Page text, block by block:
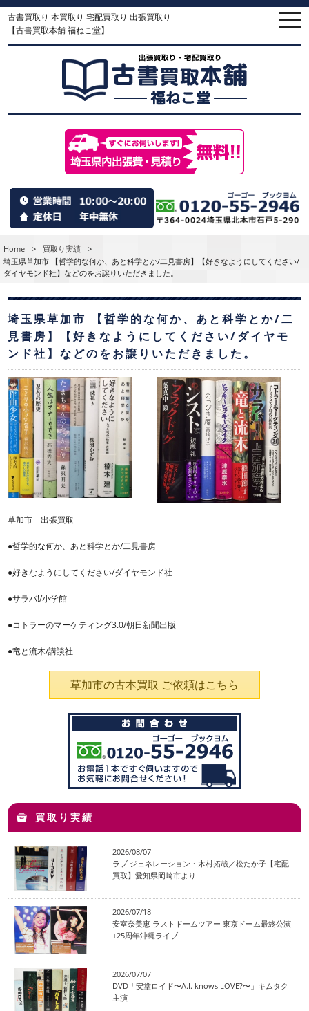
古書買取り 本買取り 宅配買取り 出張買取り
【古書買取本舗 福ねこ堂】
Home > 買取り実績
>
埼玉県草加市 【哲学的な何か、あと科学とか/二見書房】【好きなようにしてください/
ダイヤモンド社】などのをお譲りいただきました。
埼玉県草加市 【哲学的な何か、あと科学とか/二
見書房】【好きなようにしてください/ダイヤモ
ンド社】などのをお譲りいただきました。
草加市 出張買取
●哲学的な何か、あと科学とか/二見書房
●好きなようにしてください/ダイヤモンド社
●サラバ!/小学館
●コトラーのマーケティング3.0/朝日新聞出版
●竜と流木/講談社
草加市の古本買取 ご依頼はこちら
買取り実績
2026/08/07
ラブ ジェネレーション・木村拓哉／松たか子【宅配
買取】愛知県岡崎市より
2026/07/18
安室奈美恵 ラストドームツアー 東京ドーム最終公演
+25周年沖縄ライブ
2026/07/07
DVD「安堂ロイド〜A.I. knows LOVE?〜」キムタク
主演